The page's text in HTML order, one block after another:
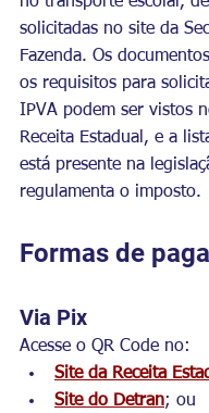
solicitadas no site da
Fazenda. Os
os requisitos para
IPVA podem ser vistos
Receita Estadual, e a
está presente na
regulamenta o imposto.
Formas de
Via Pix
Acesse o QR Code no:
Site da Receita
Site do Detran; ou